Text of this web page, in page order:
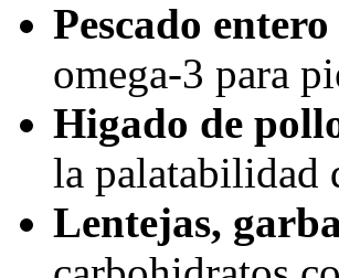
Pescado
omega-3 para
Higado de
la palatabilidad
Lentejas,